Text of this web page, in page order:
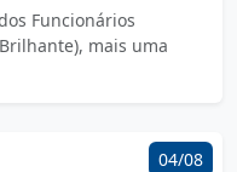
Funcionários
mais uma
04/08